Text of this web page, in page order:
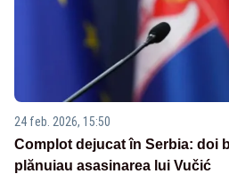
24 feb. 2026, 15:50
Complot dejucat în Serbia: doi
plănuiau asasinarea lui Vučić